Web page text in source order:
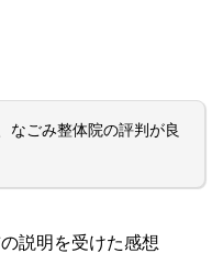
なごみ整体院の評判が良
説明を受けた感想